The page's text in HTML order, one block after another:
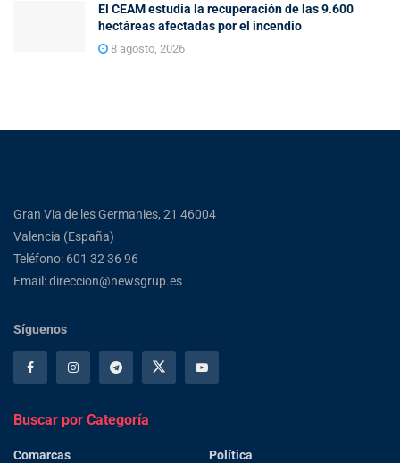
El CEAM estudia la recuperación de las 9.600
hectáreas afectadas por el incendio
8 agosto, 2026
Gran Via de les Germanies, 21 46004
Valencia (España)
Teléfono: 601 32 36 96
Email: direccion@newsgrup.es
Síguenos
Buscar por Categoría
Comarcas
Política